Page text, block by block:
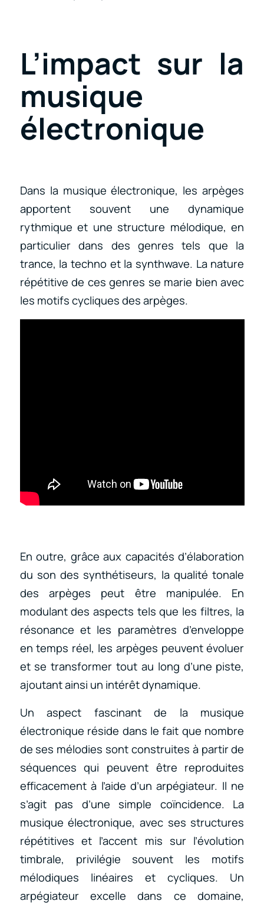
L’impact sur la
musique
électronique
Dans la musique électronique, les arpèges
apportent souvent une dynamique
rythmique et une structure mélodique, en
particulier dans des genres tels que la
trance, la techno et la synthwave. La nature
répétitive de ces genres se marie bien avec
les motifs cycliques des arpèges.
En outre, grâce aux capacités d’élaboration
du son des synthétiseurs, la qualité tonale
des arpèges peut être manipulée. En
modulant des aspects tels que les filtres, la
résonance et les paramètres d’enveloppe
en temps réel, les arpèges peuvent évoluer
et se transformer tout au long d’une piste,
ajoutant ainsi un intérêt dynamique.
Un aspect fascinant de la musique
électronique réside dans le fait que nombre
de ses mélodies sont construites à partir de
séquences qui peuvent être reproduites
efficacement à l’aide d’un arpégiateur. Il ne
s’agit pas d’une simple coïncidence. La
musique électronique, avec ses structures
répétitives et l’accent mis sur l’évolution
timbrale, privilégie souvent les motifs
mélodiques linéaires et cycliques. Un
arpégiateur excelle dans ce domaine,